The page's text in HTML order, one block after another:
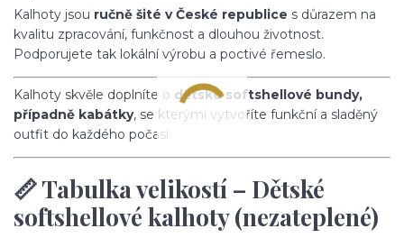
Kalhoty jsou ručně šité v České republice s důrazem na
kvalitu zpracování, funkčnost a dlouhou životnost.
Podporujete tak lokální výrobu a poctivé řemeslo.
Kalhoty skvěle doplníte o dětské softshellové bundy,
případně kabátky, se kterými vytvoříte funkční a sladěný
outfit do každého počasí.
📏 Tabulka velikostí – Dětské
softshellové kalhoty (nezateplené)